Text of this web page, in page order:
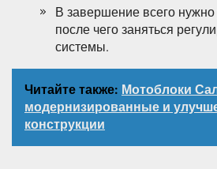
В завершение всего нужно
после чего заняться
системы.
Читайте также: Мотоблоки
модернизированные и
конструкции